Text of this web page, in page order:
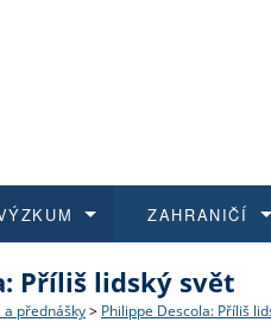
studium
UK
ZAHRANIČÍ
řízení
Příliš lidský svět
a přednášky> Philippe Descola: Příliš